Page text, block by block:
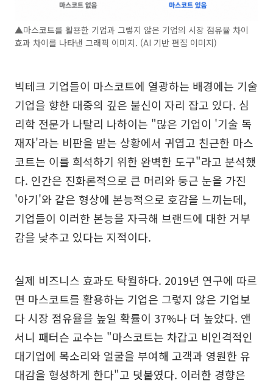
▲마스코트를 활용한 기업과 그렇지 않은 기업의 시장 점유율 차이
효과 차이를 나타낸 그래픽 이미지. (AI 기반 편집 이미지)
빅테크 기업들이 마스코트에 열광하는 배경에는 기술
기업을 향한 대중의 깊은 불신이 자리 잡고 있다. 심
리학 전문가 나탈리 나하이는 "많은 기업이 '기술 독
재자'라는 비판을 받는 상황에서 귀엽고 친근한 마스
코트는 이를 희석하기 위한 완벽한 도구"라고 분석했
다. 인간은 진화론적으로 큰 머리와 둥근 눈을 가진
'아기'와 같은 형상에 본능적으로 호감을 느끼는데,
기업들이 이러한 본능을 자극해 브랜드에 대한 거부
감을 낮추고 있다는 지적이다.
실제 비즈니스 효과도 탁월하다. 2019년 연구에 따르
면 마스코트를 활용하는 기업은 그렇지 않은 기업보
다 시장 점유율을 높일 확률이 37%나 더 높았다. 앤
서니 패터슨 교수는 "마스코트는 차갑고 비인격적인
대기업에 목소리와 얼굴을 부여해 고객과 영원한 유
대감을 형성하게 한다"고 덧붙였다. 이러한 경향은